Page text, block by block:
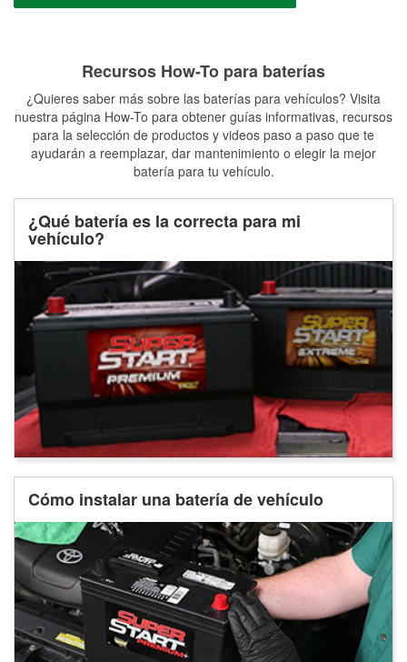
Recursos How-To para baterías
¿Quieres saber más sobre las baterías para vehículos? Visita
nuestra página How-To para obtener guías informativas, recursos
para la selección de productos y videos paso a paso que te
ayudarán a reemplazar, dar mantenimiento o elegir la mejor
batería para tu vehículo.
¿Qué batería es la correcta para mi
vehículo?
Cómo instalar una batería de vehículo